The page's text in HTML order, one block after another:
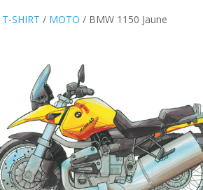
T-SHIRT / MOTO / BMW 1150 Jaune